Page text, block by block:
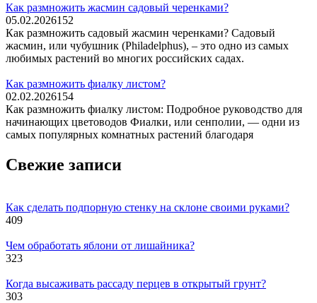
Как размножить жасмин садовый черенками?
05.02.2026152
Как размножить садовый жасмин черенками? Садовый
жасмин, или чубушник (Philadelphus), – это одно из самых
любимых растений во многих российских садах.
Как размножить фиалку листом?
02.02.2026154
Как размножить фиалку листом: Подробное руководство для
начинающих цветоводов Фиалки, или сенполии, — одни из
самых популярных комнатных растений благодаря
Свежие записи
Как сделать подпорную стенку на склоне своими руками?
409
Чем обработать яблони от лишайника?
323
Когда высаживать рассаду перцев в открытый грунт?
303